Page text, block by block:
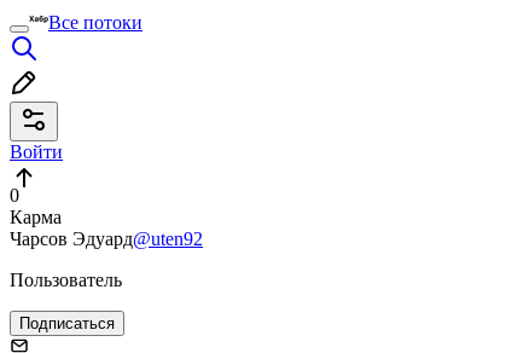
Все потоки
Войти
0
Карма
Чарсов Эдуард@uten92
Пользователь
Подписаться